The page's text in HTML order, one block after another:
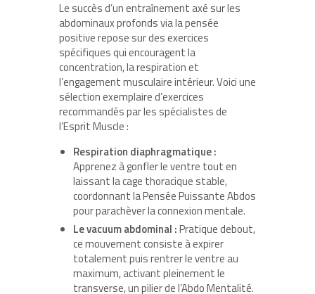
Le succès d’un entraînement axé sur les
abdominaux profonds via la pensée
positive repose sur des exercices
spécifiques qui encouragent la
concentration, la respiration et
l’engagement musculaire intérieur. Voici une
sélection exemplaire d’exercices
recommandés par les spécialistes de
l’Esprit Muscle :
Respiration diaphragmatique :
Apprenez à gonfler le ventre tout en
laissant la cage thoracique stable,
coordonnant la Pensée Puissante Abdos
pour parachèver la connexion mentale.
Le vacuum abdominal :Pratique debout,
ce mouvement consiste à expirer
totalement puis rentrer le ventre au
maximum, activant pleinement le
transverse, un pilier de l’Abdo Mentalité.